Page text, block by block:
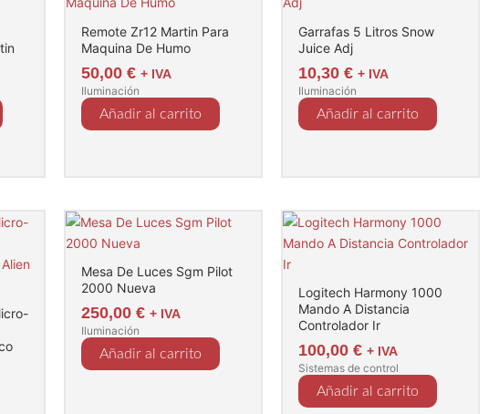
Remote Zr12 Martin Para
Maquina De Humo
50,00€ + IVA
Iluminación
Añadir al carrito
Garrafas 5 Litros Snow
Juice Adj
10,30 € + IVA
Iluminación
Añadir al carrito
Mesa De Luces Sgm Pilot
2000 Nueva
250,00€ + IVA
Iluminación
Añadir al carrito
Logitech Harmony 1000
Mando A Distancia
Controlador Ir
100,00 € + IVA
Sistemas de control
Añadir al carrito